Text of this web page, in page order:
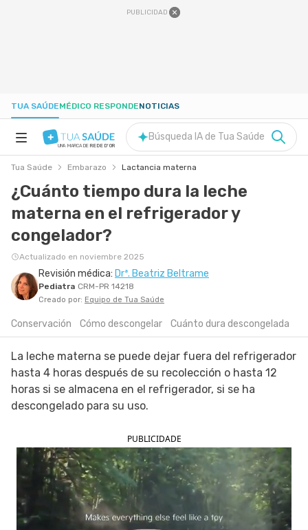
PUBLICIDAD
TUA SAÚDEMÉDICO RESPONDENOTICIAS
NUTRICIÓN
EMBARAZO
BIENESTAR
SIGUE TUA SAÚDE EN LAS REDES SOCIALES
UNA MARCA DE REDE D'OR
Búsqueda IA de Tua Saúde
Tua Saúde Embarazo Lactancia materna
¿Cuánto tiempo dura la leche
materna en el refrigerador y
congelador?
Actualizado en noviembre 2025
Revisión médica: Drª. Beatriz Beltrame
Pediatra CRM-PR 14218
Creado por: Equipo de Tua Saúde
Conservación Cómo descongelar Cuánto dura descongelada
La leche materna se puede dejar fuera del refrigerador
hasta 4 horas después de su recolección o hasta 12
horas si se almacena en el refrigerador, si se ha
descongelado para su uso.
PUBLICIDADE